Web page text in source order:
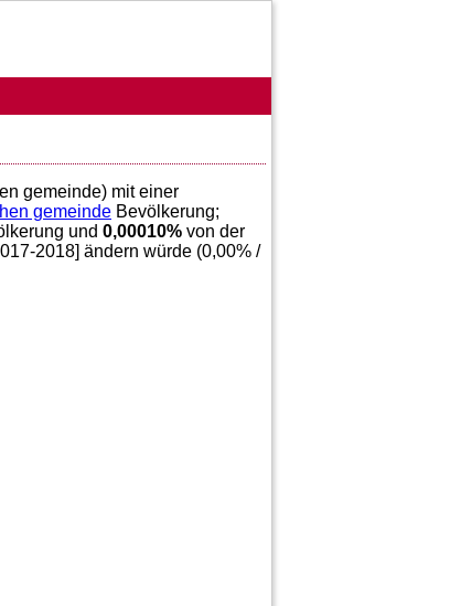
gemeinde) mit einer
gemeinde Bevölkerung;
und 0,00010% von der
2018] ändern würde (0,00% /